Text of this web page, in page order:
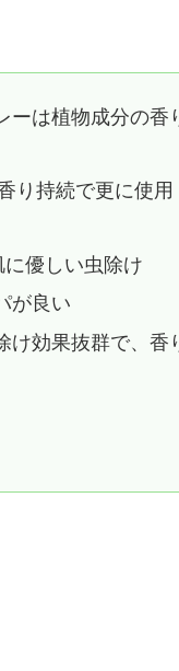
ーは植物成分の香
り持続で更に使用
優しい虫除け
が良い
け効果抜群で、香